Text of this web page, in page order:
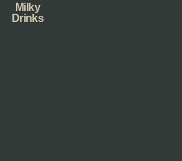
Milky
Drinks